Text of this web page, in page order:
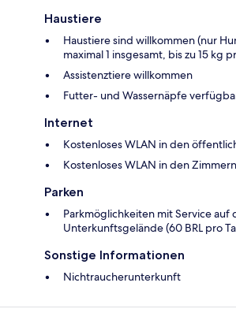
Haustiere
Haustiere sind willkommen (nur
maximal 1 insgesamt, bis zu 15 kg
Assistenztiere willkommen
Futter- und Wassernäpfe
Internet
Kostenloses WLAN in den
Kostenloses WLAN in den Zimmern
Parken
Parkmöglichkeiten mit Service auf
Unterkunftsgelände (60 BRL pro
Sonstige Informationen
Nichtraucherunterkunft